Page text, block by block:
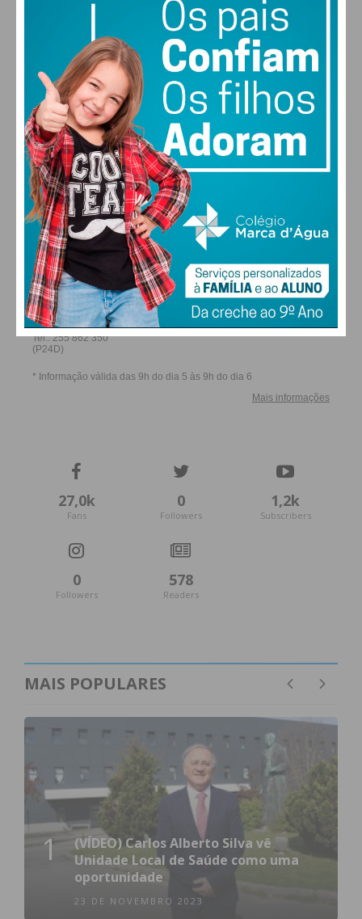
QUI SEX
30°
SÁB
28
DOM
FARMACIAS DE SERVIÇO EM PAÇOS DE
FERREIRA
27,0k
Fans
0
Followers
1,2k
Subscribers
0
Followers
578
Readers
MAIS POPULARES
1
(VÍDEO) Carlos Alberto Silva vê
Unidade Local de Saúde como uma
oportunidade
23 DE NOVEMBRO 2023